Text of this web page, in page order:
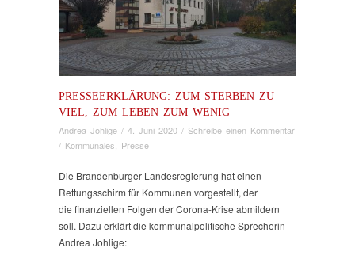
PRESSEERKLÄRUNG: ZUM STERBEN ZU
VIEL, ZUM LEBEN ZUM WENIG
Andrea Johlige / 4. Juni 2020 / Schreibe einen Kommentar
/ Kommunales Presse
Die Brandenburger Landesregierung hat einen
Rettungsschirm für Kommunen vorgestellt, der
die finanziellen Folgen der Corona-Krise abmildern
soll. Dazu erklärt die kommunalpolitische Sprecherin
Andrea Johlige: